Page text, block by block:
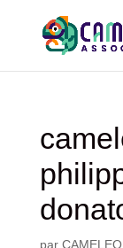
par